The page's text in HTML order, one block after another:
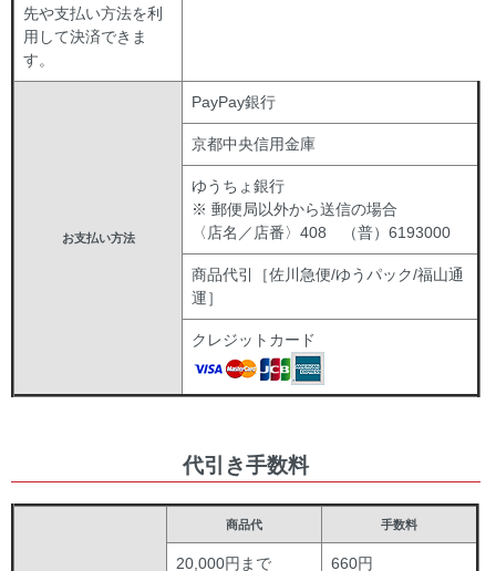
先や支払い方法を利
用して決済できま
す。
お支払い方法
PayPay銀行
京都中央信用金庫
ゆうちょ銀行
※ 郵便局以外から送信の場合
〈店名／店番〉408 （普）6193000
商品代引［佐川急便/ゆうパック/福山通
運］
クレジットカード
代引き手数料
商品代 手数料
20,000円まで 660円